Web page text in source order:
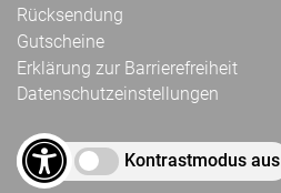
Rücksendung
Gutscheine
Erklärung zur Barrierefreiheit
Datenschutzeinstellungen
Kontrastmodus aus